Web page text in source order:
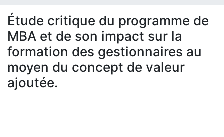
Statistiques
À propos
Étude critique du programme de
MBA et de son impact sur la
formation des gestionnaires au
moyen du concept de valeur
ajoutée.